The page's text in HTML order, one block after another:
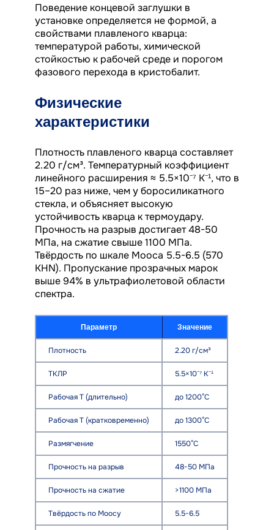
Поведение концевой заглушки в
установке определяется не формой, а
свойствами плавленого кварца:
температурой работы, химической
стойкостью к рабочей среде и порогом
фазового перехода в кристобалит.
Физические
характеристики
Плотность плавленого кварца составляет
2.20 г/см³. Температурный коэффициент
линейного расширения ≈ 5.5×10⁻⁷ K⁻¹, что в
15–20 раз ниже, чем у боросиликатного
стекла, и объясняет высокую
устойчивость кварца к термоудару.
Прочность на разрыв достигает 48-50
МПа, на сжатие свыше 1100 МПа.
Твёрдость по шкале Мооса 5.5-6.5 (570
KHN). Пропускание прозрачных марок
выше 94% в ультрафиолетовой области
спектра.
Параметр Значение
Плотность 2.20 г/см³
ТКЛР 5.5×10⁻⁷ K⁻¹
Рабочая T (длительно) до 1200°C
Рабочая T (кратковременно) до 1300°C
Размягчение 1550°C
Прочность на разрыв 48-50 МПа
Прочность на сжатие >1100 МПа
Твёрдость по Моосу 5.5-6.5